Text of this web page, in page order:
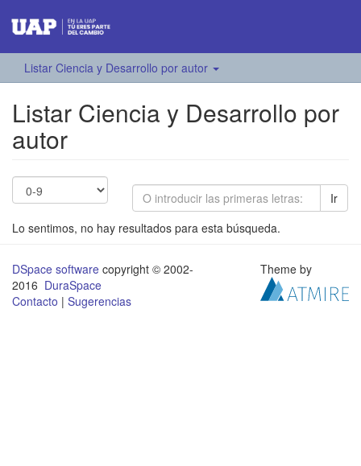
Listar Ciencia y Desarrollo por autor
Listar Ciencia y Desarrollo por
autor
Ir
Lo sentimos, no hay resultados para esta búsqueda.
DSpace software copyright © 2002-
2016 DuraSpace
Contacto | Sugerencias
Theme by